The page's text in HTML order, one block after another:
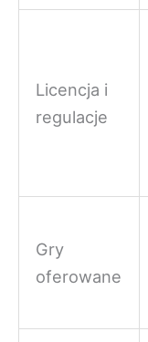
Licencja i
regulacje
Gry
oferowane